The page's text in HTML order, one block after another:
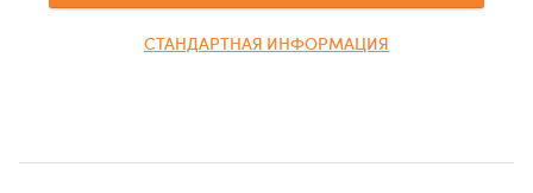
СТАНДАРТНАЯ ИНФОРМАЦИЯ